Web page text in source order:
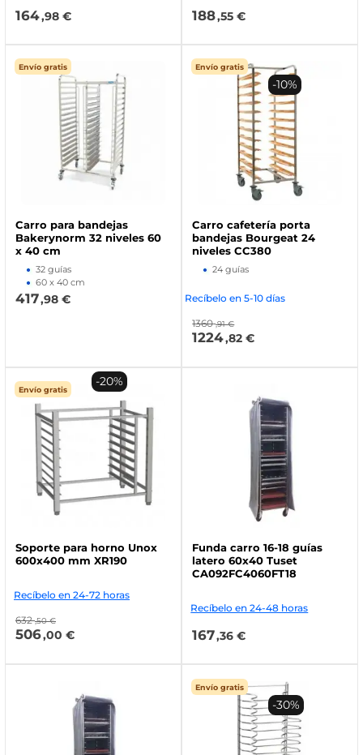
164,98 € 188,55 €
Envío gratis
Carro para bandejas
Bakerynorm 32 niveles 60
x 40 cm
32 guías
60 x 40 cm
417,98 €
Envío gratis
Carro cafetería porta
bandejas Bourgeat 24
niveles CC380
24 guías
Recíbelo en 5-10 días
1360 ,91 €
1224,82 €
-10%
Envío gratis
Soporte para horno Unox
600x400 mm XR190
Recíbelo en 24-72 horas
632 ,50 €
506,00 €
-20%
Funda carro 16-18 guías
latero 60x40 Tuset
CA092FC4060FT18
Recíbelo en 24-48 horas
167,36 €
Envío gratis
-30%